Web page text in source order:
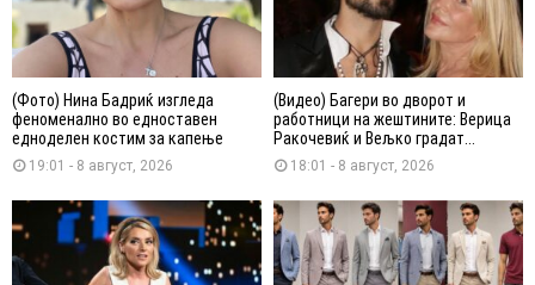
(Фото) Нина Бадриќ изгледа
феноменално во едноставен
едноделен костим за капење
19:01 - 8 август, 2026
(Видео) Багери во дворот и
работници на жештините: Верица
Ракочевиќ и Вељко градат...
18:01 - 8 август, 2026